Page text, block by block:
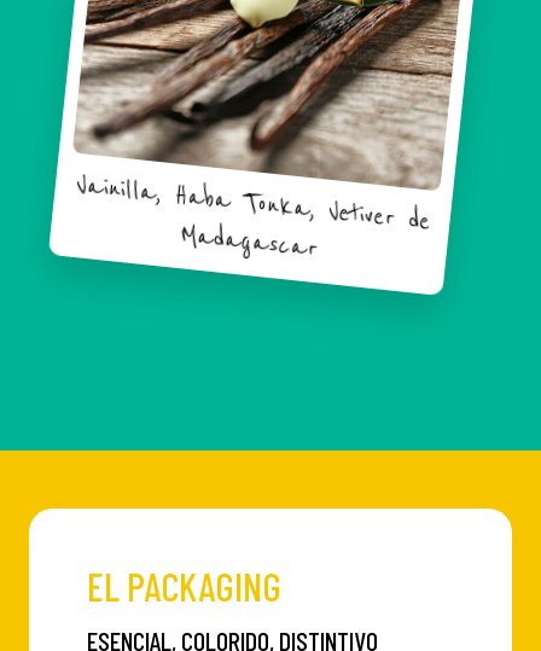
Vainilla, Haba Tonka, Vetiver de
Madagascar
EL PACKAGING
ESENCIAL, COLORIDO, DISTINTIVO